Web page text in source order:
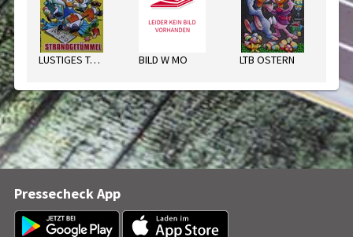
LUSTIGES TASCHENBUCH BILD W MO LTB OSTERN
Pressecheck App